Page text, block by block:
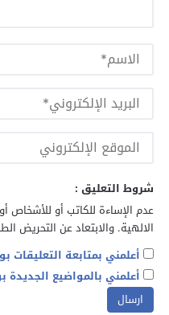
شروط التعليق :
عدم الإساءة للكاتب أو للأشخاص
الالهية. والابتعاد عن التحريض
أعلمني بمتابعة التعليقات
أعلمني بالمواضيع الجديدة